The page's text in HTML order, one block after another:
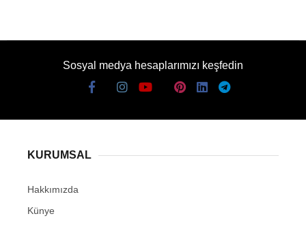
Sosyal medya hesaplarımızı keşfedin
KURUMSAL
Hakkımızda
Künye